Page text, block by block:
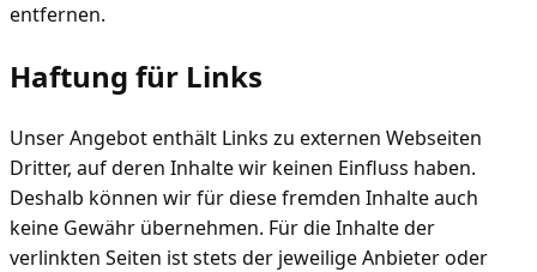
entfernen.
Haftung für Links
Unser Angebot enthält Links zu externen Webseiten
Dritter, auf deren Inhalte wir keinen Einfluss haben.
Deshalb können wir für diese fremden Inhalte auch
keine Gewähr übernehmen. Für die Inhalte der
verlinkten Seiten ist stets der jeweilige Anbieter oder